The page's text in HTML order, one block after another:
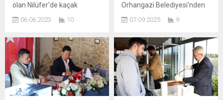
olan Nilüfer’de kaçak
ediyor. Nilüfer Belediyesi
Alaaddinbey Mahallesi’nde
tespit edilen bir iş yeri yıkıldı.
Farklı lokasyondaki iki kaçak
işyerine ise mahkemenin
yürütmeyi durdurma kararı
nedeniyle müdahale
06.06.2023 10
Orhangazi Belediyesi’nden
GaziFest ve GaziCup aynı
düzenleniyor.Orhangazi
Belediyesi, hemşehrilerine
söz verdiği gibi sanat, kültür
ve spor etkinliklerine ara
vermeden devam ediyor. 10
Eylül Orhangazi’nin kurtuluş
07.09.2025 9